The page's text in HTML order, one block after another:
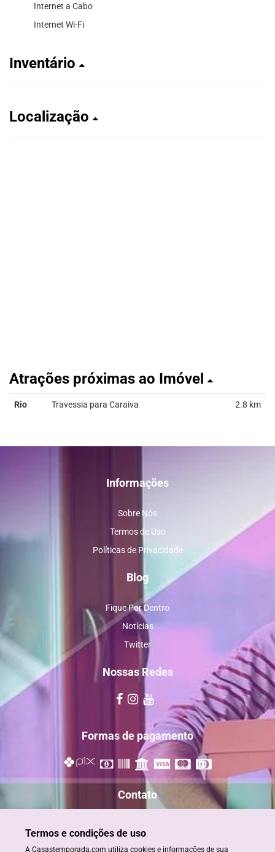
Internet a Cabo
Internet Wi-Fi
Inventário
Localização
Atrações próximas ao Imóvel
Rio Travessia para Caraiva 2.8 km
Informações
Sobre Nós
Termos de Uso
Políticas de Privacidade
Blog
Fique Por Dentro
Notícias
Twitter
Nossas Redes
Formas de pagamento
Contato
+55 73 98885-2820
Termos e condições de uso
A Casastemporada.com utiliza cookies e informações de sua